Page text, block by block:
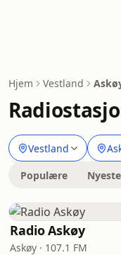
Hjem Vestland
Vestland
Populære Nyeste
Radio Askøy
Askøy · 107.1 FM